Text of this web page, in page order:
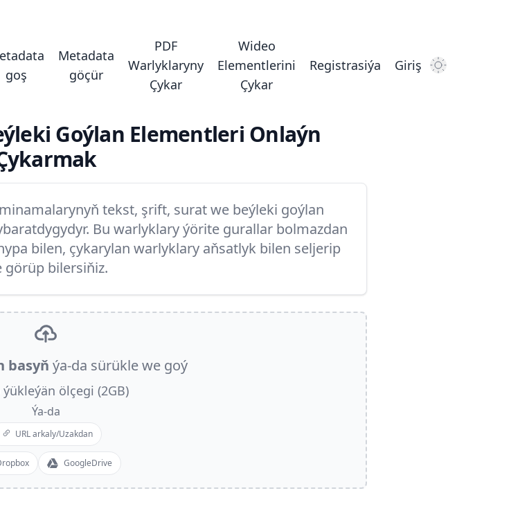
goş
Metadata
göçür
PDF
Warlyklaryny
Çykar
Wideo
Elementlerini
Çykar
Registrasiýa Giriş Dark Mode
Goýlan Elementleri Onlaýn
tekst, şrift, surat we beýleki goýlan
Bu warlyklary ýörite gurallar bolmazdan
bilen, çykarylan warlyklary aňsatlyk bilen seljerip
görüp bilersiňiz.
basyň ýa-da sürükle we goý
ölçegi (2GB)
Ýa-da
URL arkaly/Uzakdan
GoogleDrive